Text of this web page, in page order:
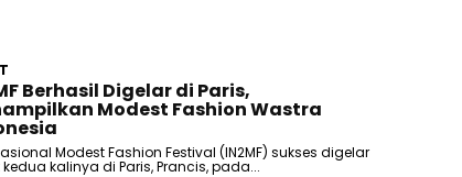
Berhasil Digelar di Paris,
Modest Fashion Wastra
Modest Fashion Festival (IN2MF) sukses digelar
kalinya di Paris, Prancis, pada...